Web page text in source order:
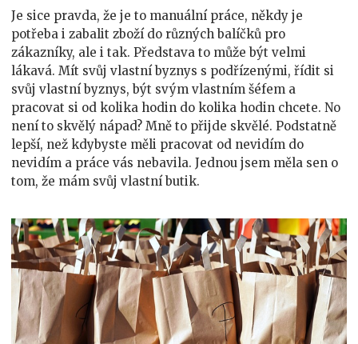
Je sice pravda, že je to manuální práce, někdy je
potřeba i zabalit zboží do různých balíčků pro
zákazníky, ale i tak. Představa to může být velmi
lákavá. Mít svůj vlastní byznys s podřízenými, řídit si
svůj vlastní byznys, být svým vlastním šéfem a
pracovat si od kolika hodin do kolika hodin chcete. No
není to skvělý nápad? Mně to přijde skvělé. Podstatně
lepší, než kdybyste měli pracovat od nevidím do
nevidím a práce vás nebavila. Jednou jsem měla sen o
tom, že mám svůj vlastní butik.